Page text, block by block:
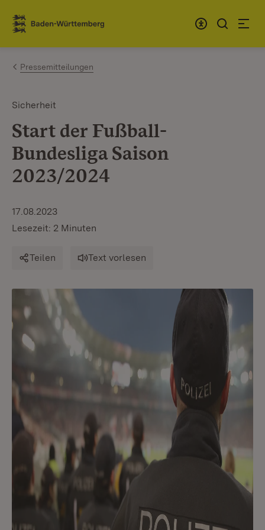
Zum Inhalt springen
Link zur Startseite
Pressemitteilungen
Sicherheit
Start der Fußball-
Bundesliga Saison
2023/2024
17.08.2023
Lesezeit: 2 Minuten
Teilen Text vorlesen